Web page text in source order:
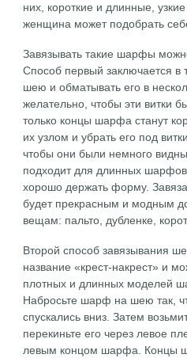
них, короткие и длинные,
женщина может подобрать
Завязывать такие шарфы
Способ первый заключается
шею и обматывать его в
желательно, чтобы эти витки
только концы шарфа станут
их узлом и убрать его под
чтобы они были немного
подходит для длинных
хорошо держать форму.
будет прекрасным и модным
вещам: пальто, дубленке,
Второй способ завязывания
название «крест-накрест» и
плотных и длинных моделей
Набросьте шарф на шею так,
спускались вниз. Затем
перекиньте его через левое
левым концом шарфа. Концы